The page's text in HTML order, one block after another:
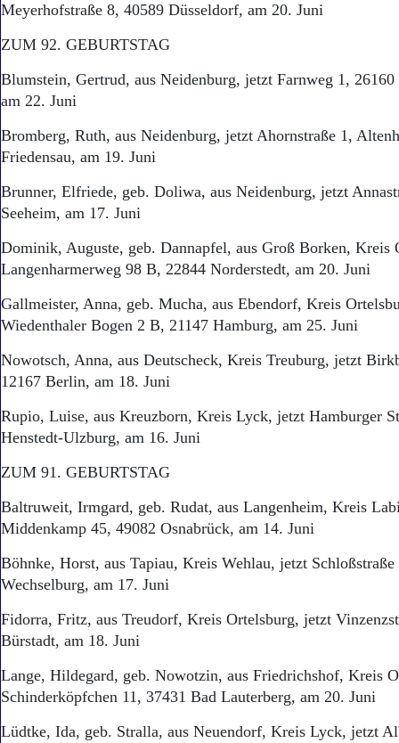
Meyerhofstraße 8, 40589 Düsseldorf, am 20. Juni
ZUM 92. GEBURTSTAG
Blumstein, Gertrud, aus Neidenburg, jetzt Farnweg 1,
am 22. Juni
Bromberg, Ruth, aus Neidenburg, jetzt Ahornstraße 1,
Friedensau, am 19. Juni
Brunner, Elfriede, geb. Doliwa, aus Neidenburg, jetzt
Seeheim, am 17. Juni
Dominik, Auguste, geb. Dannapfel, aus Groß Borken, Kreis
Langenharmerweg 98 B, 22844 Norderstedt, am 20. Juni
Gallmeister, Anna, geb. Mucha, aus Ebendorf, Kreis
Wiedenthaler Bogen 2 B, 21147 Hamburg, am 25. Juni
Nowotsch, Anna, aus Deutsch­eck, Kreis Treuburg, jetzt
12167 Berlin, am 18. Juni
Rupio, Luise, aus Kreuzborn, Kreis Lyck, jetzt Hamburger
Henstedt-Ulzburg, am 16. Juni
ZUM 91. GEBURTSTAG
Baltruweit, Irmgard, geb. Rudat, aus Langenheim, Kreis
Middenkamp 45, 49082 Osnabrück, am 14. Juni
Böhnke, Horst, aus Tapiau, Kreis Wehlau, jetzt
Wechselburg, am 17. Juni
Fidorra, Fritz, aus Treudorf, Kreis Ortelsburg, jetzt
Bürstadt, am 18. Juni
Lange, Hildegard, geb. Nowotzin, aus Friedrichshof, Kreis
Schinderköpfchen 11, 37431 Bad Lauterberg, am 20. Juni
Lüdtke, Ida, geb. Stralla, aus Neuendorf, Kreis Lyck, jetzt